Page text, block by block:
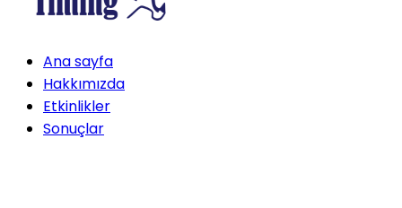
Ana sayfa
Hakkımızda
Etkinlikler
Sonuçlar